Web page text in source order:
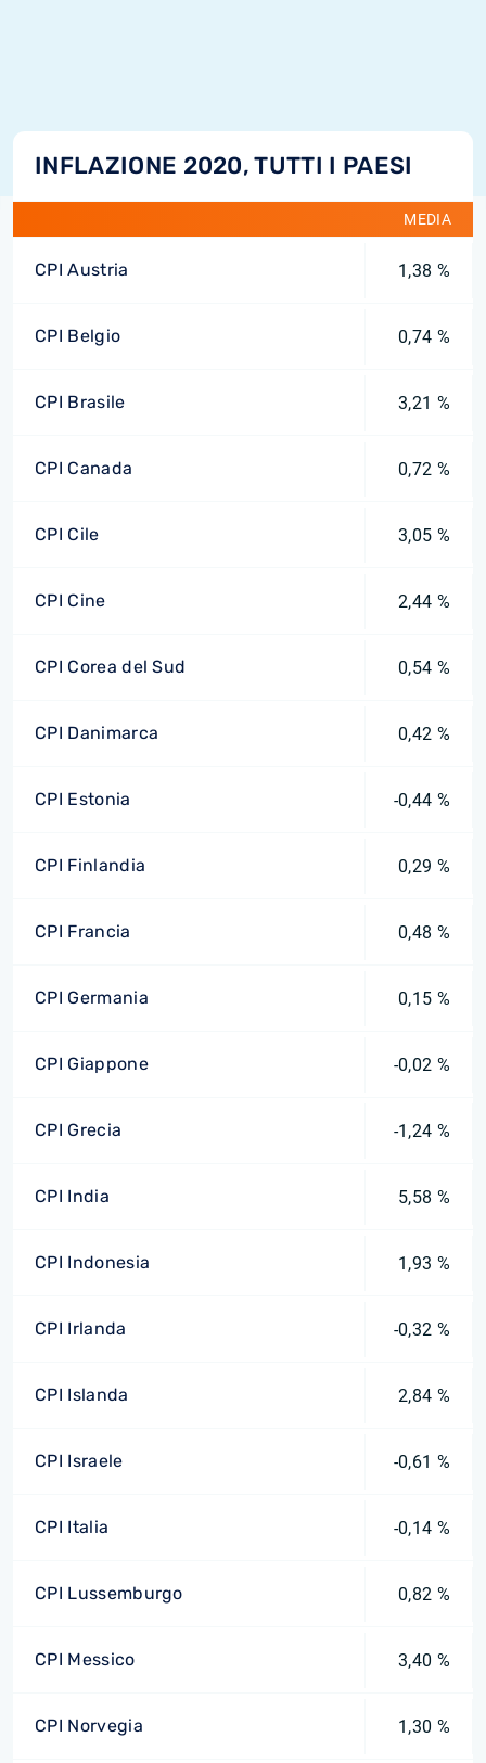
INFLAZIONE 2020, TUTTI I PAESI
MEDIA
CPI Austria 1,38 %
CPI Belgio 0,74 %
CPI Brasile 3,21 %
CPI Canada 0,72 %
CPI Cile 3,05 %
CPI Cine 2,44 %
CPI Corea del Sud 0,54 %
CPI Danimarca 0,42 %
CPI Estonia -0,44 %
CPI Finlandia 0,29 %
CPI Francia 0,48 %
CPI Germania 0,15 %
CPI Giappone -0,02 %
CPI Grecia -1,24 %
CPI India 5,58 %
CPI Indonesia 1,93 %
CPI Irlanda -0,32 %
CPI Islanda 2,84 %
CPI Israele -0,61 %
CPI Italia -0,14 %
CPI Lussemburgo 0,82 %
CPI Messico 3,40 %
CPI Norvegia 1,30 %